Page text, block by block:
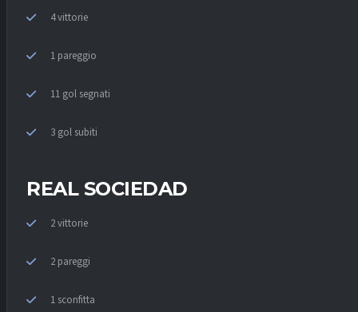
4 vittorie
1 pareggio
11 gol segnati
3 gol subiti
REAL SOCIEDAD
2 vittorie
2 pareggi
1 sconfitta